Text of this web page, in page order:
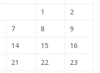
1
2
7 8
9
14 15
16
21 22
23